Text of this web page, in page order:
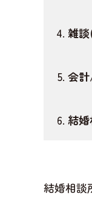
雑
会
結
結婚相談